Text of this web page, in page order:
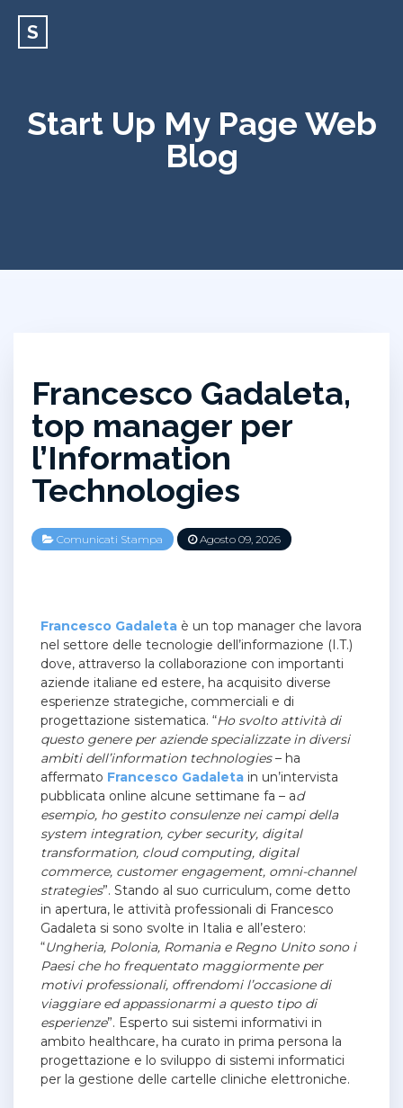
S
Start Up My Page Web
Blog
Francesco Gadaleta,
top manager per
l’Information
Technologies
Comunicati Stampa Agosto 09, 2026
Francesco Gadaleta è un top manager che lavora
nel settore delle tecnologie dell’informazione (I.T.)
dove, attraverso la collaborazione con importanti
aziende italiane ed estere, ha acquisito diverse
esperienze strategiche, commerciali e di
progettazione sistematica. “Ho svolto attività di
questo genere per aziende specializzate in diversi
ambiti dell’information technologies– ha
affermato Francesco Gadaleta in un’intervista
pubblicata online alcune settimane fa – ad
esempio, ho gestito consulenze nei campi della
system integration, cyber security, digital
transformation, cloud computing, digital
commerce, customer engagement, omni-channel
strategies”. Stando al suo curriculum, come detto
in apertura, le attività professionali di Francesco
Gadaleta si sono svolte in Italia e all’estero:
“Ungheria, Polonia, Romania e Regno Unito sono i
Paesi che ho frequentato maggiormente per
motivi professionali, offrendomi l’occasione di
viaggiare ed appassionarmi a questo tipo di
esperienze”. Esperto sui sistemi informativi in
ambito healthcare, ha curato in prima persona la
progettazione e lo sviluppo di sistemi informatici
per la gestione delle cartelle cliniche elettroniche.